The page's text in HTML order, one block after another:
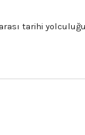
tarihi